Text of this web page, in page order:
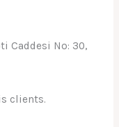
Caddesi No: 30,
clients.